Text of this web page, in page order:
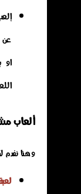
عن
او
ألعاب
وهنا نفدم